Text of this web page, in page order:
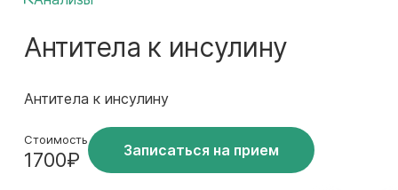
Антитела к инсулину
Антитела к инсулину
Стоимость
1700₽ Записаться на прием